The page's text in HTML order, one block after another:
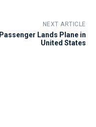
NEXT ARTICLE
Passenger Lands Plane in
United States